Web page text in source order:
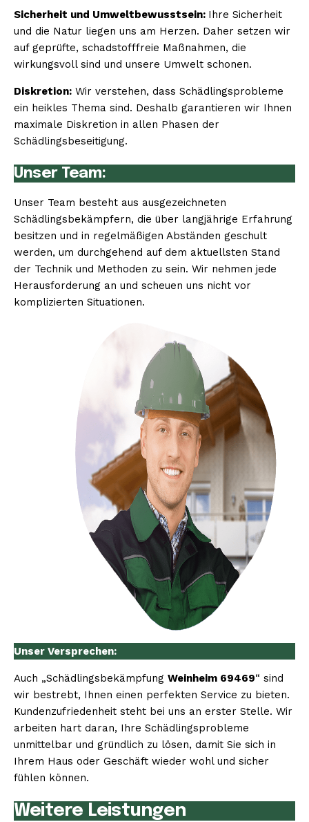
Sicherheit und Umweltbewusstsein: Ihre Sicherheit
und die Natur liegen uns am Herzen. Daher setzen wir
auf geprüfte, schadstofffreie Maßnahmen, die
wirkungsvoll sind und unsere Umwelt schonen.
Diskretion: Wir verstehen, dass Schädlingsprobleme
ein heikles Thema sind. Deshalb garantieren wir Ihnen
maximale Diskretion in allen Phasen der
Schädlingsbeseitigung.
Unser Team:
Unser Team besteht aus ausgezeichneten
Schädlingsbekämpfern, die über langjährige Erfahrung
besitzen und in regelmäßigen Abständen geschult
werden, um durchgehend auf dem aktuellsten Stand
der Technik und Methoden zu sein. Wir nehmen jede
Herausforderung an und scheuen uns nicht vor
komplizierten Situationen.
Unser Versprechen:
Auch „Schädlingsbekämpfung Weinheim 69469“ sind
wir bestrebt, Ihnen einen perfekten Service zu bieten.
Kundenzufriedenheit steht bei uns an erster Stelle. Wir
arbeiten hart daran, Ihre Schädlingsprobleme
unmittelbar und gründlich zu lösen, damit Sie sich in
Ihrem Haus oder Geschäft wieder wohl und sicher
fühlen können.
Weitere Leistungen